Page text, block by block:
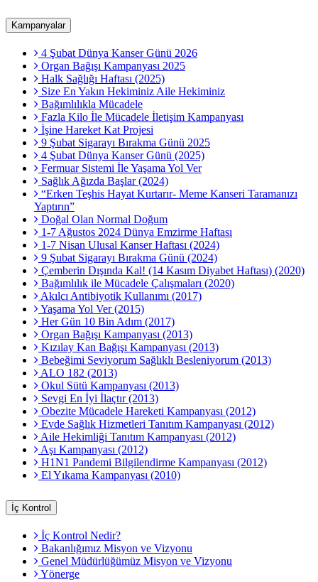
Kampanyalar
4 Şubat Dünya Kanser Günü 2026
Organ Bağışı Kampanyası 2025
Halk Sağlığı Haftası (2025)
Size En Yakın Hekiminiz Aile Hekiminiz
Bağımlılıkla Mücadele
Fazla Kilo İle Mücadele İletişim Kampanyası
İşine Hareket Kat Projesi
9 Şubat Sigarayı Bırakma Günü 2025
4 Şubat Dünya Kanser Günü (2025)
Fermuar Sistemi İle Yaşama Yol Ver
Sağlık Ağızda Başlar (2024)
“Erken Teşhis Hayat Kurtarır- Meme Kanseri Taramanızı
Yaptırın”
Doğal Olan Normal Doğum
1-7 Ağustos 2024 Dünya Emzirme Haftası
1-7 Nisan Ulusal Kanser Haftası (2024)
9 Şubat Sigarayı Bırakma Günü (2024)
Çemberin Dışında Kal! (14 Kasım Diyabet Haftası) (2020)
Bağımlılık ile Mücadele Çalışmaları (2020)
Akılcı Antibiyotik Kullanımı (2017)
Yaşama Yol Ver (2015)
Her Gün 10 Bin Adım (2017)
Organ Bağışı Kampanyası (2013)
Kızılay Kan Bağışı Kampanyası (2013)
Bebeğimi Seviyorum Sağlıklı Besleniyorum (2013)
ALO 182 (2013)
Okul Sütü Kampanyası (2013)
Sevgi En İyi İlaçtır (2013)
Obezite Mücadele Hareketi Kampanyası (2012)
Evde Sağlık Hizmetleri Tanıtım Kampanyası (2012)
Aile Hekimliği Tanıtım Kampanyası (2012)
Aşı Kampanyası (2012)
H1N1 Pandemi Bilgilendirme Kampanyası (2012)
El Yıkama Kampanyası (2010)
İç Kontrol
İç Kontrol Nedir?
Bakanlığımız Misyon ve Vizyonu
Genel Müdürlüğümüz Misyon ve Vizyonu
Yönerge